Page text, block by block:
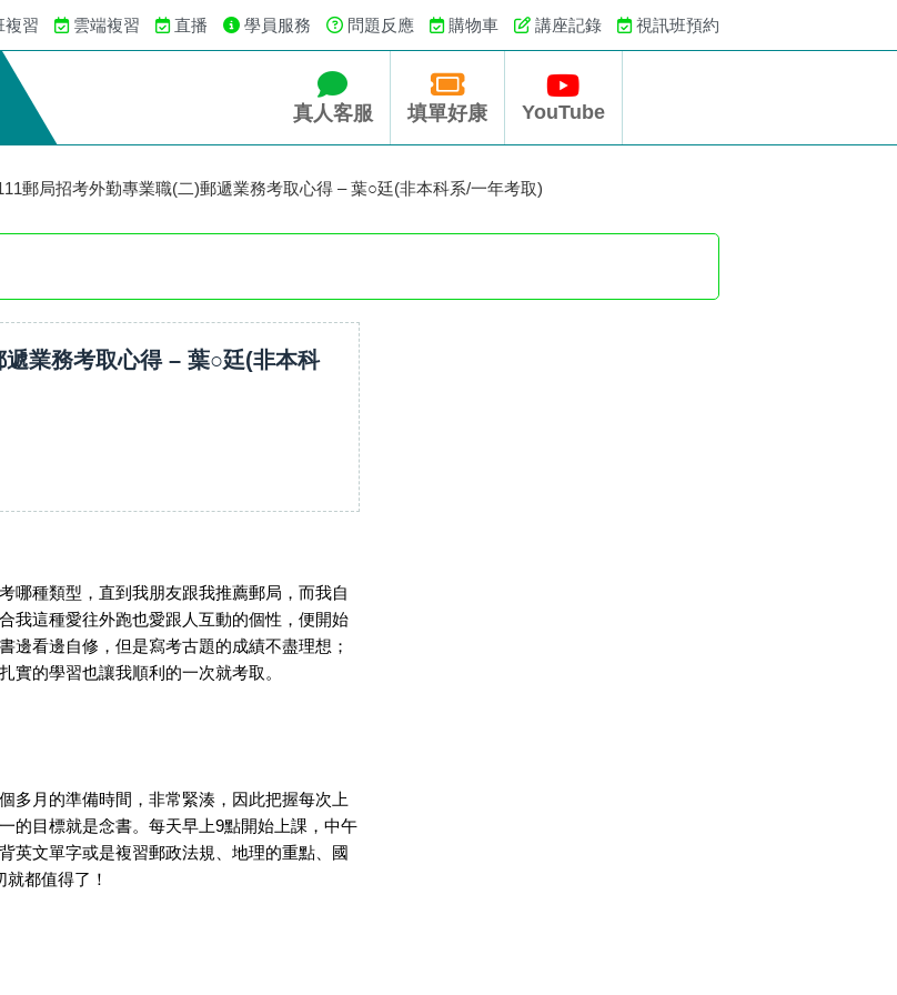
複習 雲端複習 直播 學員服務 問題反應 購物車 講座記錄 視訊班預約
真人客服 填單好康 YouTube
郵局招考外勤專業職(二)郵遞業務考取心得 – 葉○廷(非本科系/一年考取)
業務考取心得 – 葉○廷(非本科
哪種類型，直到我朋友跟我推薦郵局，而我自
我這種愛往外跑也愛跟人互動的個性，便開始
邊看邊自修，但是寫考古題的成績不盡理想；
實的學習也讓我順利的一次就考取。
多月的準備時間，非常緊湊，因此把握每次上
的目標就是念書。每天早上9點開始上課，中午
英文單字或是複習郵政法規、地理的重點、國
都值得了！